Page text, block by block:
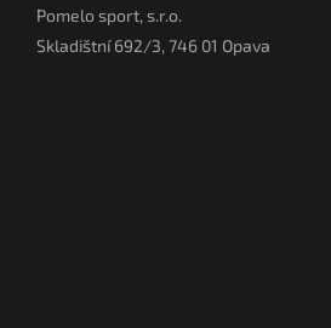
Pomelo sport, s.r.o.
Skladištní 692/3, 746 01 Opava